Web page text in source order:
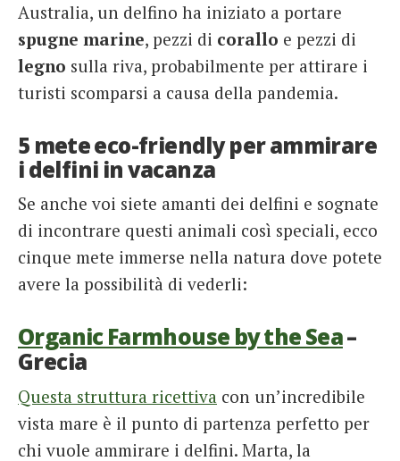
Australia, un delfino ha iniziato a portare
spugne marine, pezzi di corallo e pezzi di
legno sulla riva, probabilmente per attirare i
turisti scomparsi a causa della pandemia.
5 mete eco-friendly per ammirare
i delfini in vacanza
Se anche voi siete amanti dei delfini e sognate
di incontrare questi animali così speciali, ecco
cinque mete immerse nella natura dove potete
avere la possibilità di vederli:
Organic Farmhouse by the Sea–
Grecia
Questa struttura ricettiva con un’incredibile
vista mare è il punto di partenza perfetto per
chi vuole ammirare i delfini. Marta, la